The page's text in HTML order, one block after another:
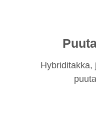
Hybriditakka,